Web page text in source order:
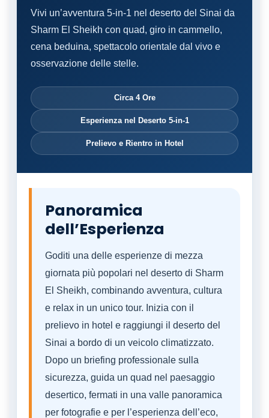
Vivi un’avventura 5-in-1 nel deserto del Sinai da
Sharm El Sheikh con quad, giro in cammello,
cena beduina, spettacolo orientale dal vivo e
osservazione delle stelle.
Circa 4 Ore
Esperienza nel Deserto 5-in-1
Prelievo e Rientro in Hotel
Panoramica
dell’Esperienza
Goditi una delle esperienze di mezza
giornata più popolari nel deserto di Sharm
El Sheikh, combinando avventura, cultura
e relax in un unico tour. Inizia con il
prelievo in hotel e raggiungi il deserto del
Sinai a bordo di un veicolo climatizzato.
Dopo un briefing professionale sulla
sicurezza, guida un quad nel paesaggio
desertico, fermati in una valle panoramica
per fotografie e per l’esperienza dell’eco,